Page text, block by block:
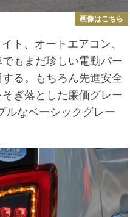
画像はこちら
ト、オートエアコン、
もまだ珍しい電動パー
る。もちろん先進安全
ぎ落とした廉価グレー
ルなベーシックグレー